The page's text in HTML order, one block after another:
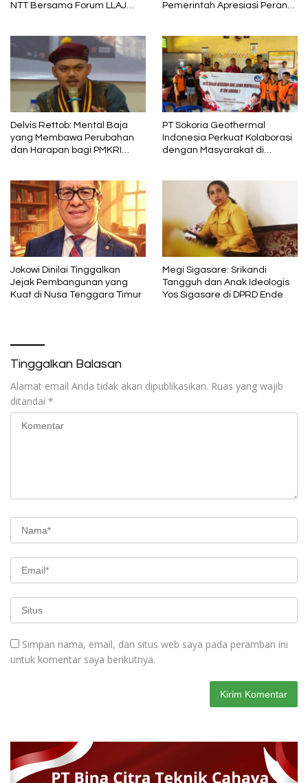
NTT Bersama Forum LLAJ
Pemerintah Apresiasi Peran
Delvis Rettob: Mental Baja
yang Membawa Perubahan
dan Harapan bagi PMKRI
PT Sokoria Geothermal
Indonesia Perkuat Kolaborasi
dengan Masyarakat di
Jokowi Dinilai Tinggalkan
Jejak Pembangunan yang
Kuat di Nusa Tenggara Timur
Megi Sigasare: Srikandi
Tangguh dan Anak Ideologis
Yos Sigasare di DPRD Ende
Tinggalkan Balasan
Alamat email Anda tidak akan dipublikasikan. Ruas yang wajib
ditandai *
Simpan nama, email, dan situs web saya pada peramban ini
untuk komentar saya berikutnya.